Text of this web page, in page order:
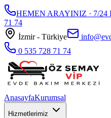
HEMEN ARAYINIZ · 7/24
71 74
İzmir - Türkiye
0 535 728 71 74
AnasayfaKurumsal
Hizmetlerimiz